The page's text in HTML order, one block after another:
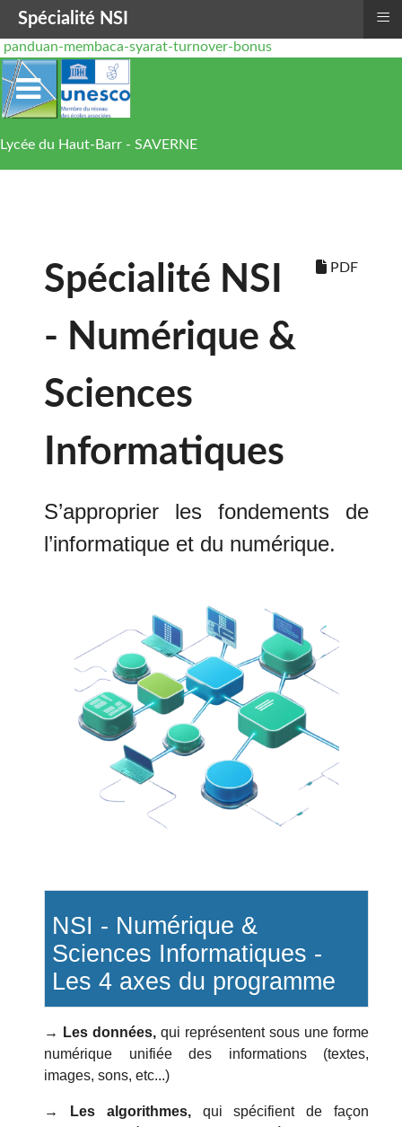
panduan-membaca-syarat-turnover-bonus
Lycée du Haut-Barr - SAVERNE
PDF
Spécialité NSI
- Numérique &
Sciences
Informatiques
S’approprier les fondements de
l’informatique et du numérique.
NSI - Numérique &
Sciences Informatiques -
Les 4 axes du programme
→ Les données, qui représentent sous une forme
numérique unifiée des informations (textes,
images, sons, etc...)
→ Les algorithmes, qui spécifient de façon
Spécialité NSI ≡